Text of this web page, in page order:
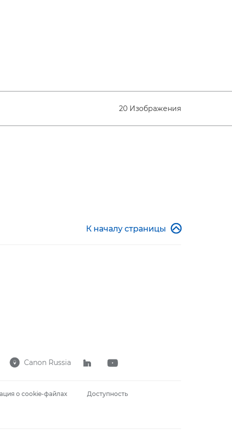
20 Изображения
К началу страницы 
 Canon Russia  
о cookie-файлах Доступность